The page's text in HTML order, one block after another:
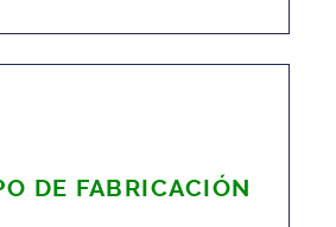
DE FABRICACIÓN